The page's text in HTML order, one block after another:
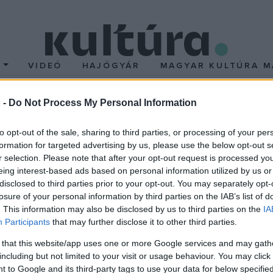
- Do Not Process My Personal Information
opt-out of the sale, sharing to third parties, or processing of your
for targeted advertising by us, please use the below opt-out
selection. Please note that after your opt-out request is processed
interest-based ads based on personal information utilized by us
to third parties prior to your opt-out. You may separately
of your personal information by third parties on the IAB’s list of
This information may also be disclosed by us to third parties on the
Participants that may further disclose it to other third parties.
that this website/app uses one or more Google services and may
but not limited to your visit or usage behaviour. You may
to Google and its third-party tags to use your data for below
VIDEÓ HAJÓGYÁR MAGYAR KULTÚRA
Budapesten
lelkész legidősebb lányaként, és az afroamerikai
mellett és amerikai, illetve franciaorzsági tanulmányok
le. A klasszikus dzsessz-sztenderdektől a gospeleken
meg, a legutóbbi éppen a kiváló pozanossal, Sarah Morrow-val.
fejlődésében jelentős szerepet játszott. A hangszer